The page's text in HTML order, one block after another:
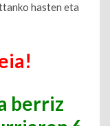
hasten eta
berriz